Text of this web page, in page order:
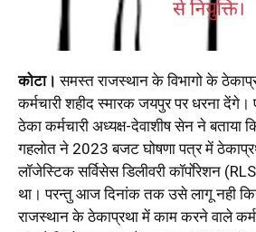
कोटा। समस्त राजस्थान के विभागो के
कर्मचारी शहीद स्मारक जयपुर पर धरना देंगे।
ठेका कर्मचारी अध्यक्ष-देवाशीष सेन ने बताया
गहलोत ने 2023 बजट घोषणा पत्र में
लॉजेस्टिक सर्विसेस डिलीवरी कॉर्पाेरेशन
था। परन्तु आज दिनांक तक उसे लागू नही
राजस्थान के ठेकाप्रथा में काम करने वाले